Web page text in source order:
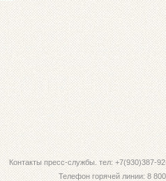
Контакты пресс-службы. тел: +7(930)387-
Телефон горячей линии: 8